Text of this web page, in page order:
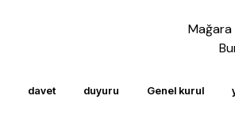
Mağara
davet duyuru Genel kurul